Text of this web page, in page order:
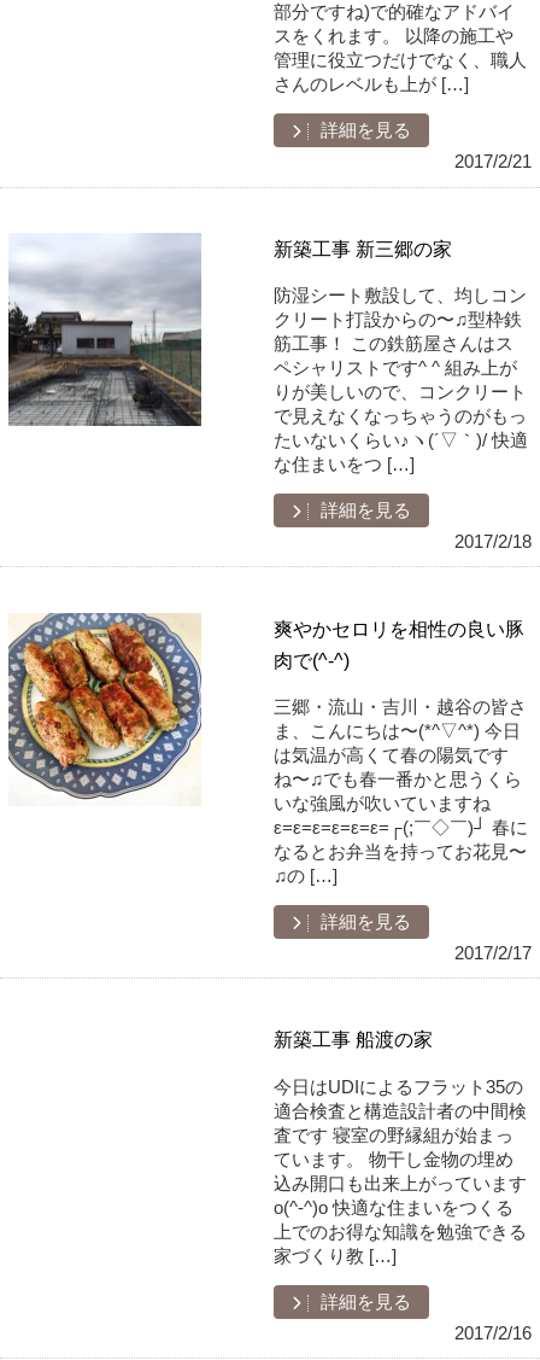
部分ですね)で的確なアドバイ
スをくれます。 以降の施工や
管理に役立つだけでなく、職人
さんのレベルも上が […]
詳細を見る
2017/2/21
新築工事 新三郷の家
防湿シート敷設して、均しコン
クリート打設からの〜♫型枠鉄
筋工事！ この鉄筋屋さんはス
ペシャリストです^ ^ 組み上が
りが美しいので、コンクリート
で見えなくなっちゃうのがもっ
たいないくらい♪ヽ(´▽｀)/ 快適
な住まいをつ […]
詳細を見る
2017/2/18
爽やかセロリを相性の良い豚
肉で(^-^)
三郷・流山・吉川・越谷の皆さ
ま、こんにちは〜(*^▽^*) 今日
は気温が高くて春の陽気です
ね〜♫でも春一番かと思うくら
いな強風が吹いていますね
ε=ε=ε=ε=ε=ε=┌(;￣◇￣)┘ 春に
なるとお弁当を持ってお花見〜
♫の […]
詳細を見る
2017/2/17
新築工事 船渡の家
今日はUDIによるフラット35の
適合検査と構造設計者の中間検
査です 寝室の野縁組が始まっ
ています。 物干し金物の埋め
込み開口も出来上がっています
o(^-^)o 快適な住まいをつくる
上でのお得な知識を勉強できる
家づくり教 […]
詳細を見る
2017/2/16